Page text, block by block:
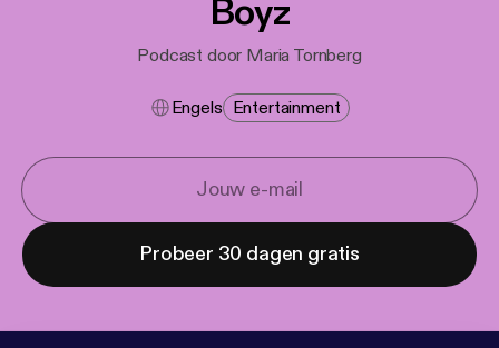
Boyz
Podcast door Maria Tornberg
Engels Entertainment
Probeer 30 dagen gratis